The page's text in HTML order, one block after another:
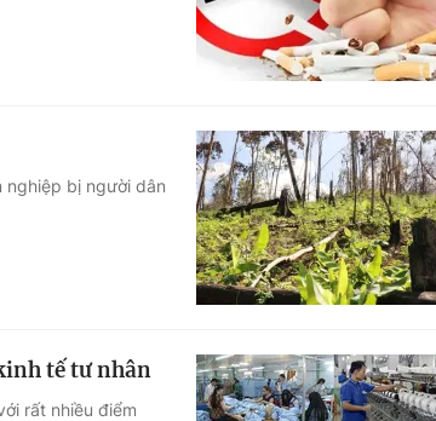
nghiệp bị người dân
tế tư nhân
rất nhiều điểm